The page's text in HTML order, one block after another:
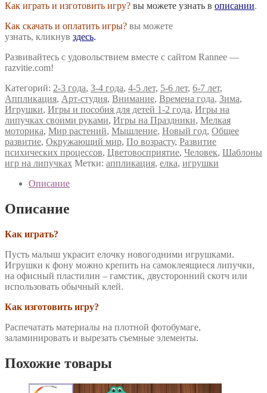
Как играть и изготовить игру? вы можете узнать в описании.
Как скачать и оплатить игры? вы можете
узнать, кликнув здесь.
Развивайтесь с удовольствием вместе с сайтом Rannee —
razvitie.com!
Категорий: 2-3 года, 3-4 года, 4-5 лет, 5-6 лет, 6-7 лет,
Аппликация, Арт-студия, Внимание, Времена года, Зима,
Игрушки, Игры и пособия для детей 1-2 года, Игры на
липучках своими руками, Игры на Праздники, Мелкая
моторика, Мир растений, Мышление, Новый год, Общее
развитие, Окружающий мир, По возрасту, Развитие
психических процессов, Цветовосприятие, Человек, Шаблоны
игр на липучках Метки: аппликация, елка, игрушки
Описание
Описание
Как играть?
Пусть малыш украсит елочку новогодними игрушками.
Игрушки к фону можно крепить на самоклеящиеся липучки,
на офисный пластилин – гамстик, двусторонний скотч или
использовать обычный клей.
Как изготовить игру?
Распечатать материалы на плотной фотобумаге,
заламинировать и вырезать съемные элементы.
Похожие товары